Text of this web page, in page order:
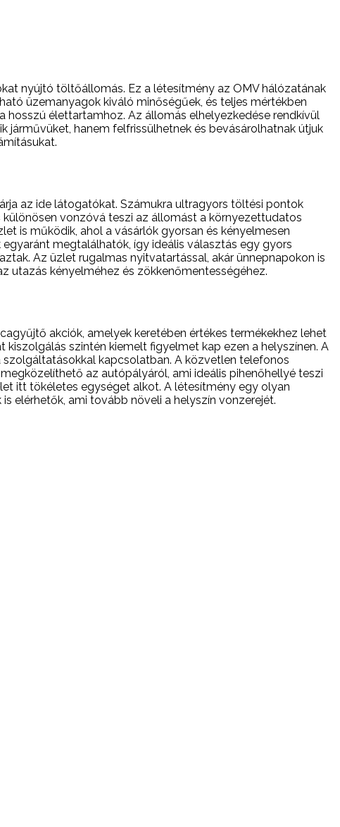
nyújtó töltőállomás. Ez a létesítmény az OMV hálózatának
üzemanyagok kiváló minőségűek, és teljes mértékben
élettartamhoz. Az állomás elhelyezkedése rendkívül
hanem felfrissülhetnek és bevásárolhatnak útjuk
az ide látogatókat. Számukra ultragyors töltési pontok
vonzóvá teszi az állomást a környezettudatos
is működik, ahol a vásárlók gyorsan és kényelmesen
megtalálhatók, így ideális választás egy gyors
Az üzlet rugalmas nyitvatartással, akár ünnepnapokon is
utazás kényelméhez és zökkenőmentességéhez.
akciók, amelyek keretében értékes termékekhez lehet
szintén kiemelt figyelmet kap ezen a helyszínen. A
szolgáltatásokkal kapcsolatban. A közvetlen telefonos
az autópályáról, ami ideális pihenőhellyé teszi
itt tökéletes egységet alkot. A létesítmény egy olyan
elérhetők, ami tovább növeli a helyszín vonzerejét.